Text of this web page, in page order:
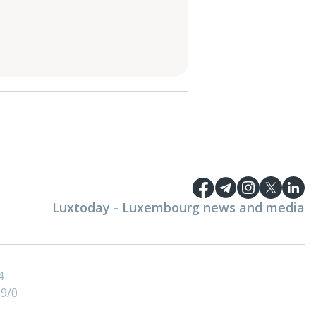
Luxtoday - Luxembourg news and media
0